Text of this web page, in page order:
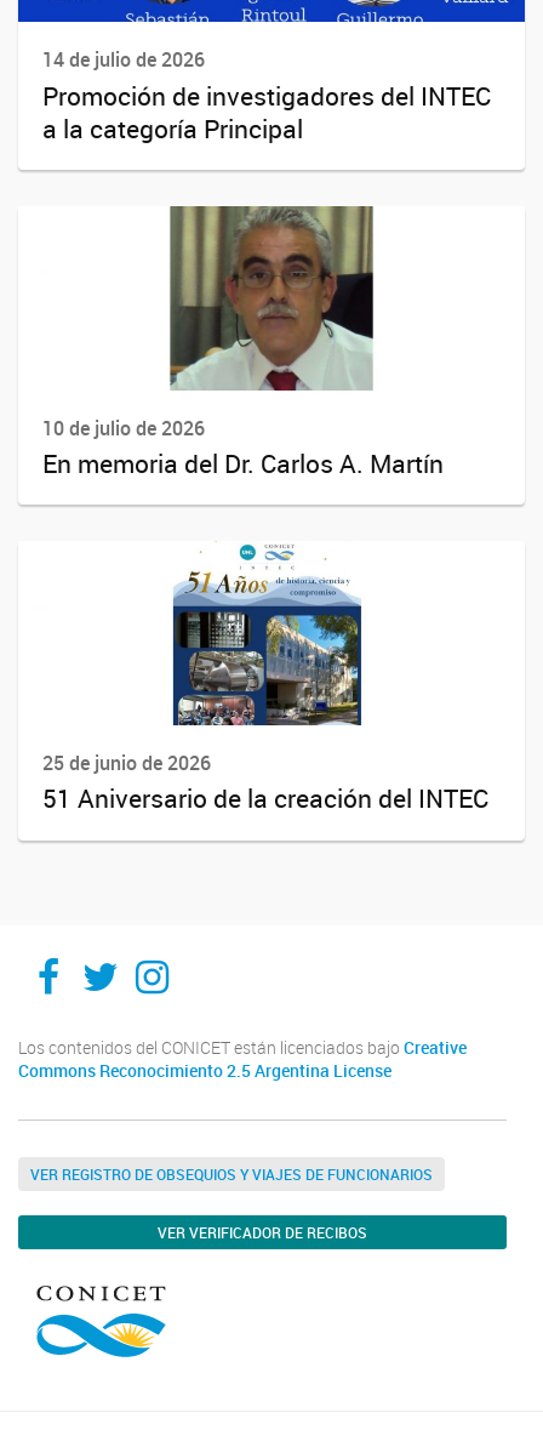
14 de julio de 2026
Promoción de investigadores del INTEC
a la categoría Principal
10 de julio de 2026
En memoria del Dr. Carlos A. Martín
25 de junio de 2026
51 Aniversario de la creación del INTEC
Facebook
TwitterInstagram
Los contenidos del CONICET están licenciados bajo Creative
Commons Reconocimiento 2.5 Argentina License
VER REGISTRO DE OBSEQUIOS Y VIAJES DE FUNCIONARIOS
VER VERIFICADOR DE RECIBOS